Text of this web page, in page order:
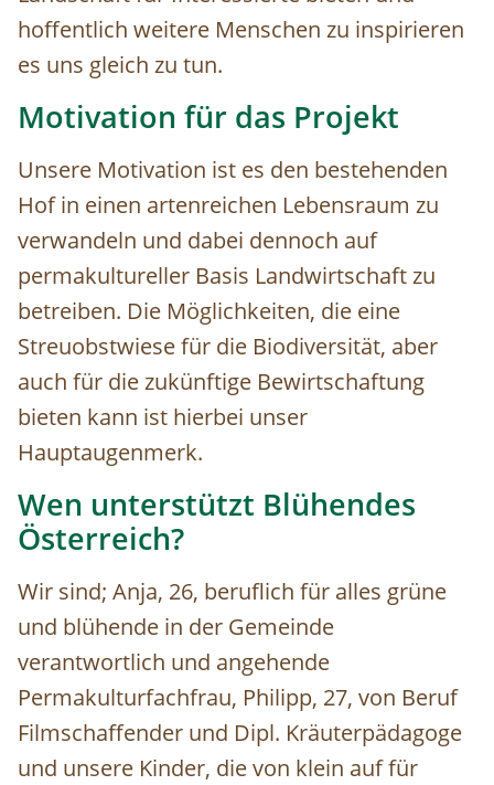
hoffentlich weitere Menschen zu inspirieren
es uns gleich zu tun.
Motivation für das Projekt
Unsere Motivation ist es den bestehenden
Hof in einen artenreichen Lebensraum zu
verwandeln und dabei dennoch auf
permakultureller Basis Landwirtschaft zu
betreiben. Die Möglichkeiten, die eine
Streuobstwiese für die Biodiversität, aber
auch für die zukünftige Bewirtschaftung
bieten kann ist hierbei unser
Hauptaugenmerk.
Wen unterstützt Blühendes
Österreich?
Wir sind; Anja, 26, beruflich für alles grüne
und blühende in der Gemeinde
verantwortlich und angehende
Permakulturfachfrau, Philipp, 27, von Beruf
Filmschaffender und Dipl. Kräuterpädagoge
und unsere Kinder, die von klein auf für